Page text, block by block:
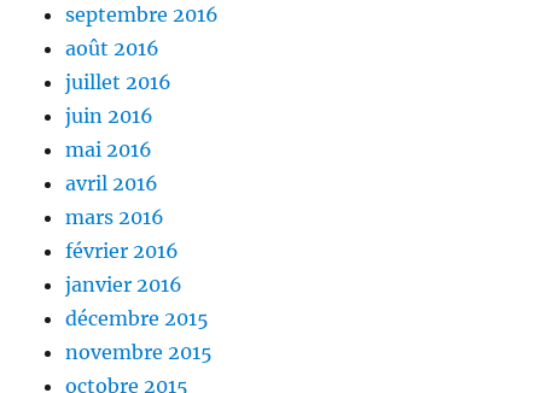
septembre 2016
août 2016
juillet 2016
juin 2016
mai 2016
avril 2016
mars 2016
février 2016
janvier 2016
décembre 2015
novembre 2015
octobre 2015